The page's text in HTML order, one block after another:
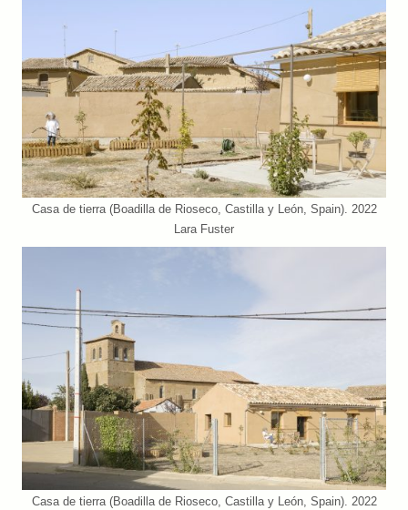
Casa de tierra (Boadilla de Rioseco, Castilla y León, Spain). 2022
Lara Fuster
Casa de tierra (Boadilla de Rioseco, Castilla y León, Spain). 2022